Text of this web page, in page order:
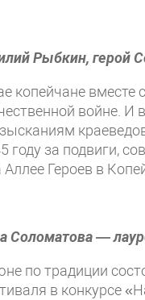
Рыбкин, герой
копейчане вместе
войне. И
году за подвиги,
Аллее Героев в
Соломатова —
по традиции
в конкурсе